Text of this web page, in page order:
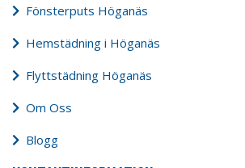
Fönsterputs Höganäs
Hemstädning i Höganäs
Flyttstädning Höganäs
Om Oss
Blogg